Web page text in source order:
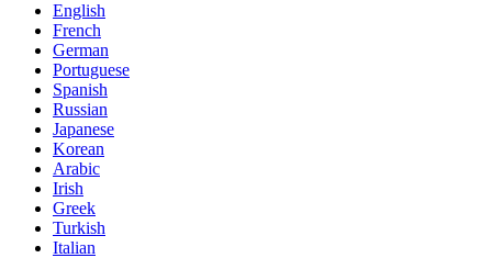
English
French
German
Portuguese
Spanish
Russian
Japanese
Korean
Arabic
Irish
Greek
Turkish
Italian